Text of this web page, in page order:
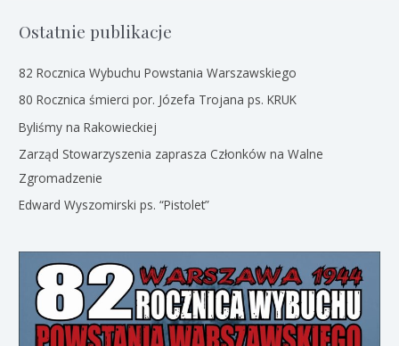
Ostatnie publikacje
82 Rocznica Wybuchu Powstania Warszawskiego
80 Rocznica śmierci por. Józefa Trojana ps. KRUK
Byliśmy na Rakowieckiej
Zarząd Stowarzyszenia zaprasza Członków na Walne
Zgromadzenie
Edward Wyszomirski ps. “Pistolet”